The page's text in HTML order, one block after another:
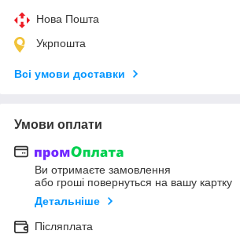
Нова Пошта
Укрпошта
Всі умови доставки
Умови оплати
Ви отримаєте замовлення
або гроші повернуться на вашу картку
Детальніше
Післяплата